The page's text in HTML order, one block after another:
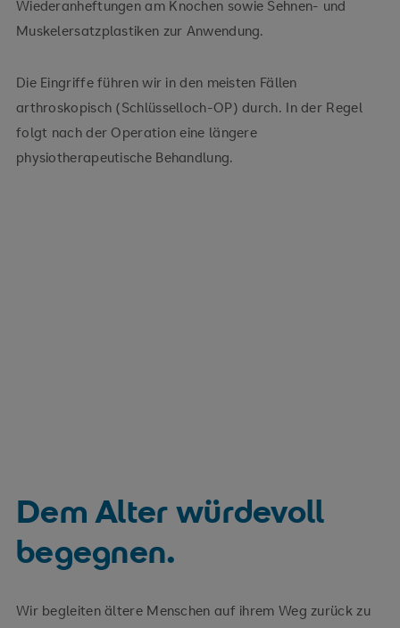
Wiederanheftungen am Knochen sowie Sehnen- und
Muskelersatzplastiken zur Anwendung.
Die Eingriffe führen wir in den meisten Fällen
arthroskopisch (Schlüsselloch-OP) durch. In der Regel
folgt nach der Operation eine längere
physiotherapeutische Behandlung.
Dem Alter würdevoll
begegnen.
Wir begleiten ältere Menschen auf ihrem Weg zurück zu